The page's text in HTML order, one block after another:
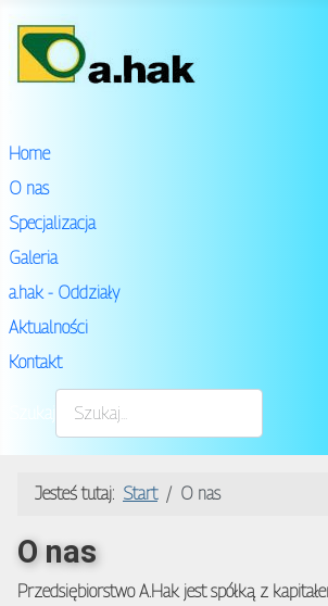
Home
O nas
Specjalizacja
Galeria
a.hak - Oddziały
Aktualności
Kontakt
Szukaj
Jesteś tutaj: Start O nas
O nas
Przedsiębiorstwo A.Hak jest spółką z